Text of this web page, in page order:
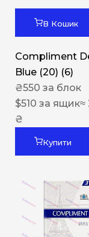
В Кошик
Compliment
Blue (20) (6)
₴550 за блок
$510 за ящик≈
₴
Купити